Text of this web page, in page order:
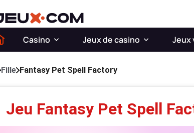
Casino Jeux de casino Jeux
Fille Fantasy Pet Spell Factory
Jeu Fantasy Pet Spell